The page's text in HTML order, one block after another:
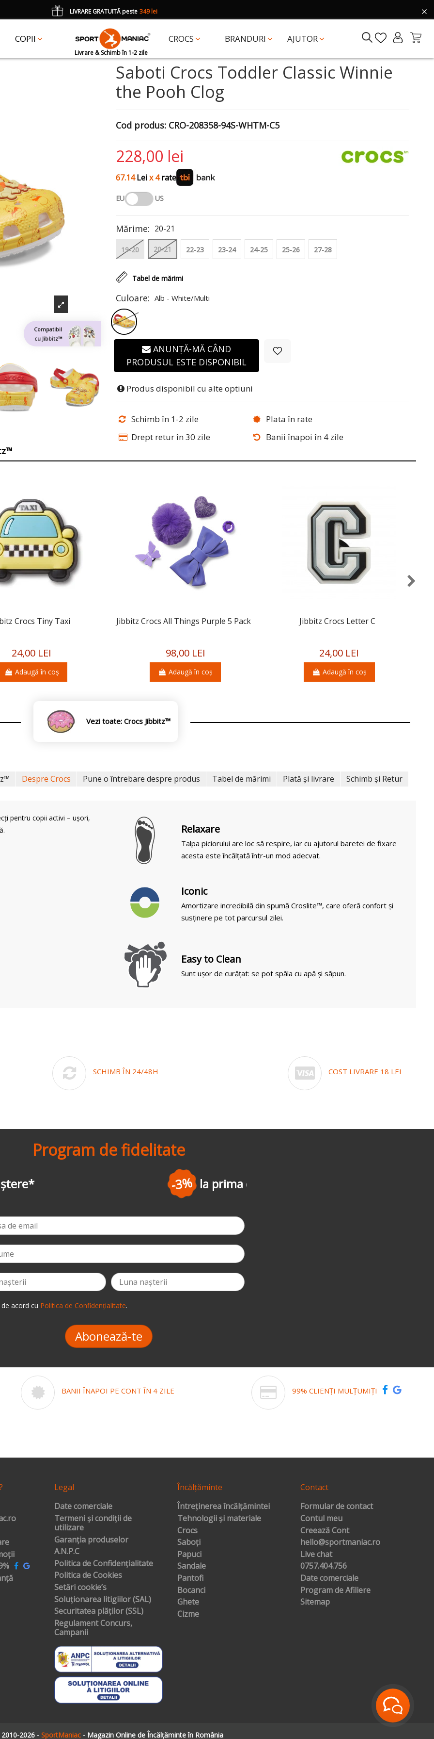
COPII CROCS BRANDURI AJUTOR
Livrare & Schimb în 1-2 zile
LIVRARE GRATUITĂ peste 349 lei
CADOUun accesoriu Crocs Jibbitz în val. de 25 lei cu codul: JIBBITZ
Compatibil
cu Jibbitz™
Saboti Crocs Toddler Classic Winnie
the Pooh Clog
Cod produs: CRO-208358-94S-WHTM-C5
228,00 lei
67.14Leix 4rate
EU US
Culoare: Alb - White/Multi
Tabel de mărimi
Mărime: 20-21
19-20 20-21 22-23 23-24 24-25 25-26 27-28
ANUNȚĂ-MĂ CÂND
PRODUSUL ESTE DISPONIBIL
Produs disponibil cu alte optiuni
Schimb în 1-2 zile
Plata în rate
Drept retur în 30 zile
Banii înapoi în 4 zile
Crocs Tiny Taxi
24,00 LEI
Adaugă în coș
Jibbitz Crocs All Things Purple 5 Pack
98,00 LEI
Adaugă în coș
Jibbitz Crocs Letter C
24,00 LEI
Adaugă în coș
Vezi toate: Crocs Jibbitz™
Despre Crocs Pune o întrebare despre produs Tabel de mărimi Plată și livrare
Schimb și Retur
pentru copii activi – ușori,
Relaxare
Talpa piciorului are loc să respire, iar cu ajutorul baretei de fixare
acesta este încălțată într-un mod adecvat.
Iconic
Amortizare incredibilă din spumă Croslite™, care oferă confort și
susținere pe tot parcursul zilei.
Easy to Clean
Sunt ușor de curățat: se pot spăla cu apă și săpun.
SCHIMB ÎN 24/48H COST LIVRARE 18 LEI
Program de fidelitate
la prima comandă*
acord cu Politica de Confidențialitate.
Abonează-te
BANII ÎNAPOI PE CONT ÎN 4 ZILE 99% CLIENȚI MULȚUMIȚI
Legal
Date comerciale
Termeni și condiții de
utilizare
Garanția produselor
A.N.P.C
Politica de Confidențialitate
Politica de Cookies
Setări cookie’s
Soluționarea litigiilor (SAL)
Securitatea plăților (SSL)
Regulament Concurs,
Campanii
Încălțăminte
Întreținerea încălțămintei
Tehnologii și materiale
Crocs
Saboți
Papuci
Sandale
Pantofi
Bocanci
Ghete
Cizme
Contact
Formular de contact
Contul meu
Creează Cont
hello@sportmaniac.ro
Live chat
0757.404.756
Date comerciale
Program de Afiliere
Sitemap
2026 - SportManiac - Magazin Online de Încălțăminte în România